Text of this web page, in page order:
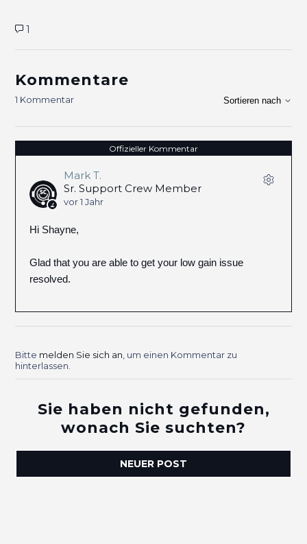
1
Kommentare
1 Kommentar Sortieren nach
Offizieller Kommentar
Mark T.
Sr. Support Crew Member
vor 1 Jahr
Hi Shayne,
Glad that you are able to get your low gain issue
resolved.
Bitte melden Sie sich an , um einen Kommentar zu
hinterlassen.
Sie haben nicht gefunden,
wonach Sie suchten?
NEUER POST